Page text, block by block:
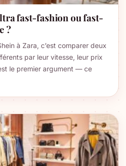
fast-fashion ou fast-
?
à Zara, c’est comparer deux
par leur vitesse, leur prix
le premier argument — ce